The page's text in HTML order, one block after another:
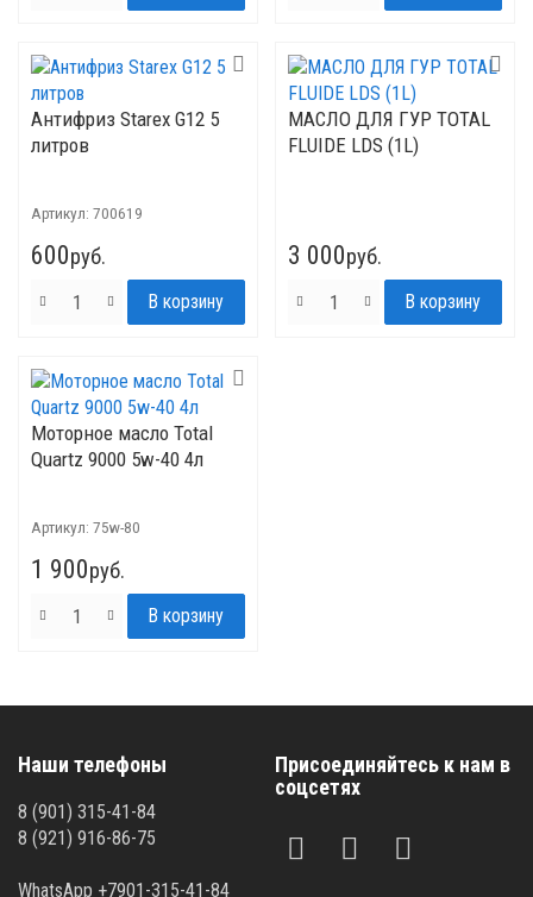
Антифриз Starex G12 5
литров
Артикул: 700619
600руб.
МАСЛО ДЛЯ ГУР TOTAL
FLUIDE LDS (1L)
3 000руб.
Моторное масло Total
Quartz 9000 5w-40 4л
Артикул: 75w-80
1 900руб.
Наши телефоны
8 (901) 315-41-84
8 (921) 916-86-75
WhatsApp +7901-315-41-84
Присоединяйтесь к нам в
соцсетях